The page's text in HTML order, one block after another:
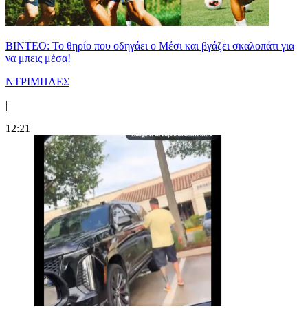
ΒΙΝΤΕΟ: Το θηρίο που οδηγάει ο Μέσι και βγάζει σκαλοπάτι για
να μπεις μέσα!
ΝΤΡΙΜΠΛΕΣ
|
12:21